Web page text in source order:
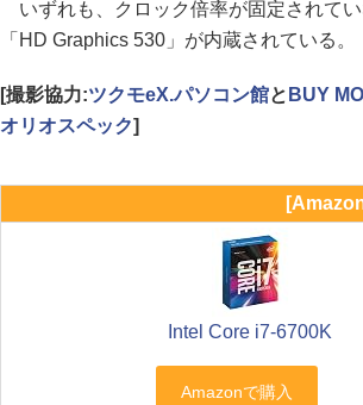
いずれも、クロック倍率が固定されて
「HD Graphics 530」が内蔵されている。
[撮影協力:ツクモeX.パソコン館と BUY
オリオスペック]
Intel Core i7-6700K